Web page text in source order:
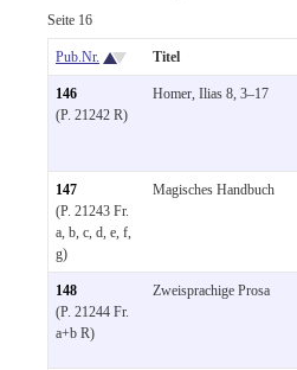
springen
Seite 16
Pub.Nr. Titel
146
(P. 21242 R)
Homer, Ilias 8, 3–17
147
(P. 21243 Fr.
a, b, c, d, e, f,
g)
Magisches Handbuch
148
(P. 21244 Fr.
a+b R)
Zweisprachige Prosa